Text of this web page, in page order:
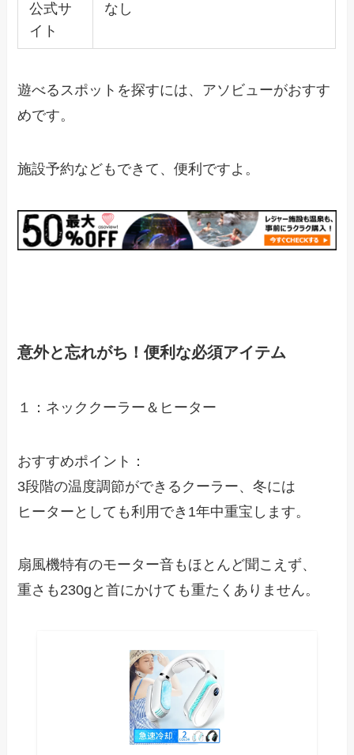
公式サ
イト
なし
遊べるスポットを探すには、アソビューがおすす
めです。
施設予約などもできて、便利ですよ。
意外と忘れがち！便利な必須アイテム
１：ネッククーラー＆ヒーター
おすすめポイント：
3段階の温度調節ができるクーラー、冬には
ヒーターとしても利用でき1年中重宝します。
扇風機特有のモーター音もほとんど聞こえず、
重さも230gと首にかけても重たくありません。